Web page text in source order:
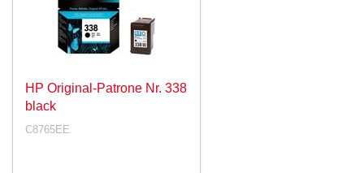
HP Original-Patrone Nr. 338
black
C8765EE